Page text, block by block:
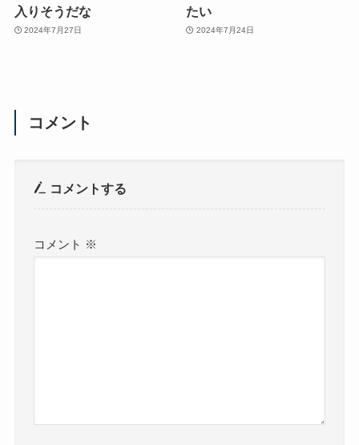
入りそうだな
2024年7月27日
たい
2024年7月24日
コメント
コメントする
コメント ※